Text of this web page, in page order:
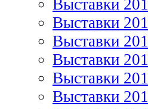
Выставки
Выставки
Выставки
Выставки
Выставки
Выставки